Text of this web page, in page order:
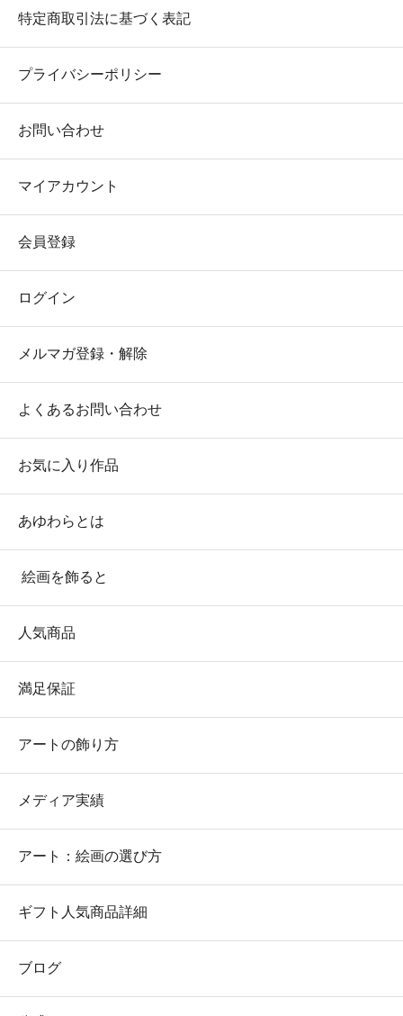
特定商取引法に基づく表記
プライバシーポリシー
お問い合わせ
マイアカウント
会員登録
ログイン
メルマガ登録・解除
よくあるお問い合わせ
お気に入り作品
あゆわらとは
絵画を飾ると
人気商品
満足保証
アートの飾り方
メディア実績
アート：絵画の選び方
ギフト人気商品詳細
ブログ